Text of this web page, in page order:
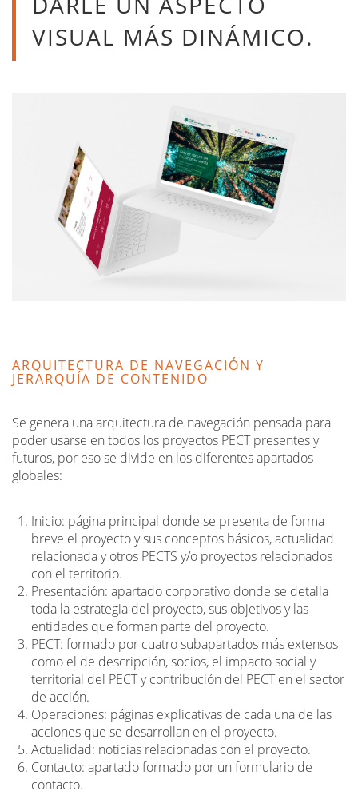
VISUAL MÁS DINÁMICO.
ARQUITECTURA DE NAVEGACIÓN Y
JERARQUÍA DE CONTENIDO
Se genera una arquitectura de navegación pensada para
poder usarse en todos los proyectos PECT presentes y
futuros, por eso se divide en los diferentes apartados
globales:
Inicio: página principal donde se presenta de forma
breve el proyecto y sus conceptos básicos, actualidad
relacionada y otros PECTS y/o proyectos relacionados
con el territorio.
Presentación: apartado corporativo donde se detalla
toda la estrategia del proyecto, sus objetivos y las
entidades que forman parte del proyecto.
PECT: formado por cuatro subapartados más extensos
como el de descripción, socios, el impacto social y
territorial del PECT y contribución del PECT en el sector
de acción.
Operaciones: páginas explicativas de cada una de las
acciones que se desarrollan en el proyecto.
Actualidad: noticias relacionadas con el proyecto.
Contacto: apartado formado por un formulario de
contacto.